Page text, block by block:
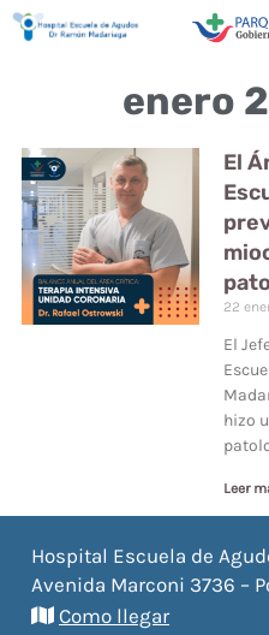
enero
El
22
El
hizo
Leer
Hospital Escuela de
Avenida Marconi 3736 –
Como llegar